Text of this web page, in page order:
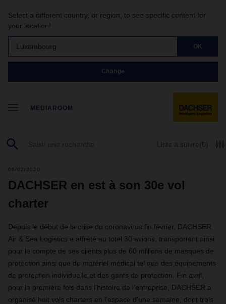
Select a different country, or region, to see specific content for
your location!
Luxembourg OK
Change
MEDIAROOM
Liste à suivre(0)
06/02/2020
DACHSER en est à son 30e vol
charter
Depuis le début de la crise du coronavirus fin février, DACHSER
Air & Sea Logistics a affrété au total 30 avions, transportant ainsi
pour le compte de ses clients plus de 60 millions de masques de
protection ainsi que du matériel médical tel que des équipements
de protection individuelle et des gants de protection. Fin avril,
pour la première fois dans l’histoire de l’entreprise, DACHSER a
organisé huit vols charters en l’espace d'une semaine, dont trois